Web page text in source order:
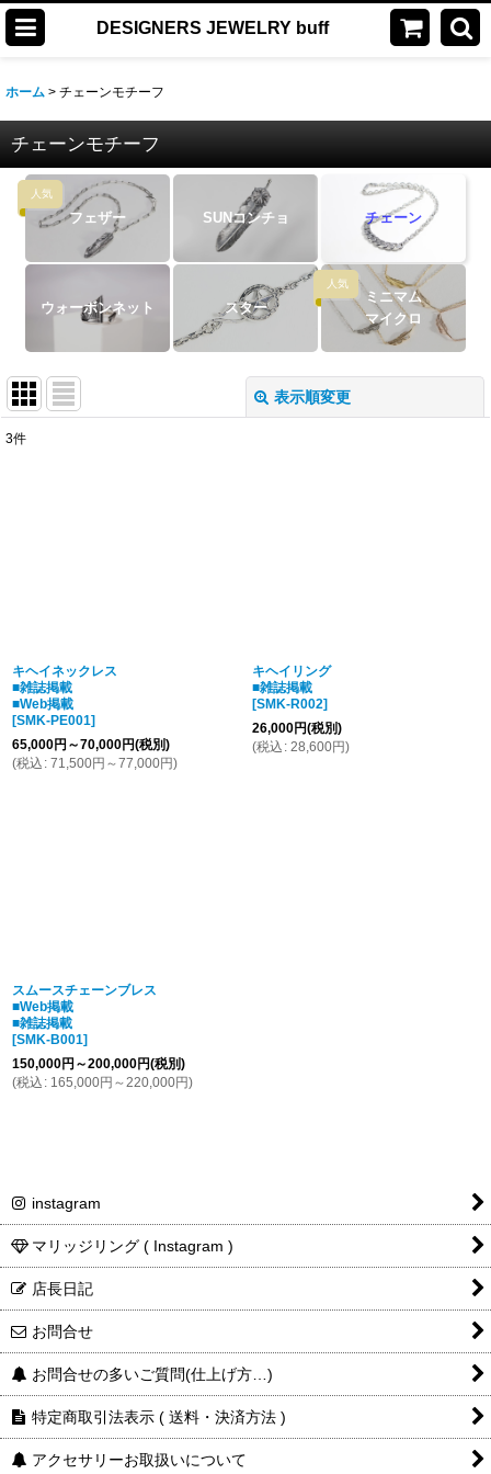
DESIGNERS JEWELRY buff
ホーム > チェーンモチーフ
チェーンモチーフ
人気
フェザー SUNコンチョ チェーン
ウォーボンネット スター
人気
ミニマム
マイクロ
表示順変更
3件
キヘイネックレス
■雑誌掲載
■Web掲載
[SMK-PE001]
65,000円 ～70,000円(税別)
(税込 : 71,500円 ～77,000円)
キヘイリング
■雑誌掲載
[SMK-R002]
26,000円(税別)
(税込 : 28,600円)
スムースチェーンブレス
■Web掲載
■雑誌掲載
[SMK-B001]
150,000円 ～200,000円(税別)
(税込 : 165,000円 ～220,000円)
instagram
マリッジリング ( Instagram )
店長日記
お問合せ
お問合せの多いご質問(仕上げ方…)
特定商取引法表示 ( 送料・決済方法 )
アクセサリーお取扱いについて